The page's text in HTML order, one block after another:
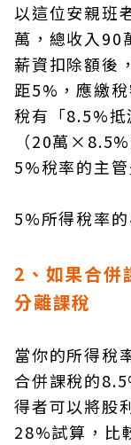
以這位安親班
萬，總收入90
薪資扣除額後
距5%，應繳
稅有「8.5%
（20萬
5%稅率的主
5%所得稅率
2、如果合併
分離課稅
當你的所得稅
合併課稅的
得者可以將股
28%試算，比